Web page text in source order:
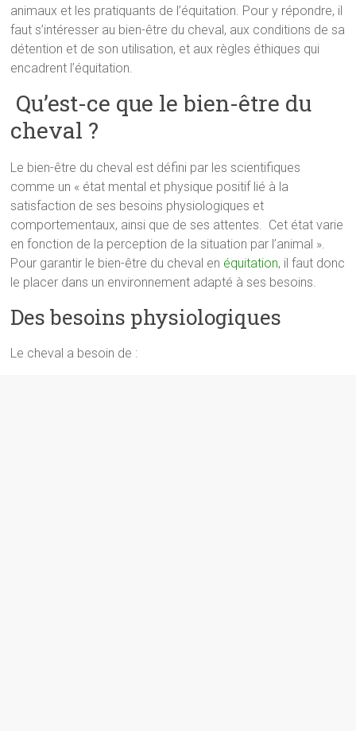
animaux et les pratiquants de l’équitation. Pour y répondre, il
faut s’intéresser au bien-être du cheval, aux conditions de sa
détention et de son utilisation, et aux règles éthiques qui
encadrent l’équitation.
Qu’est-ce que le bien-être du
cheval ?
Le bien-être du cheval est défini par les scientifiques
comme un « état mental et physique positif lié à la
satisfaction de ses besoins physiologiques et
comportementaux, ainsi que de ses attentes. Cet état varie
en fonction de la perception de la situation par l’animal ».
Pour garantir le bien-être du cheval en équitation, il faut donc
le placer dans un environnement adapté à ses besoins.
Des besoins physiologiques
Le cheval a besoin de :